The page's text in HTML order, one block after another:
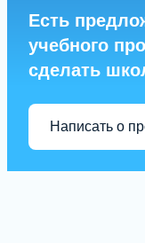
Есть
учебного
сделать
Написать о